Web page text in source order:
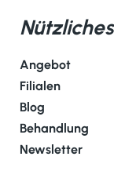
Nützliches
Angebot
Filialen
Blog
Behandlung
Newsletter